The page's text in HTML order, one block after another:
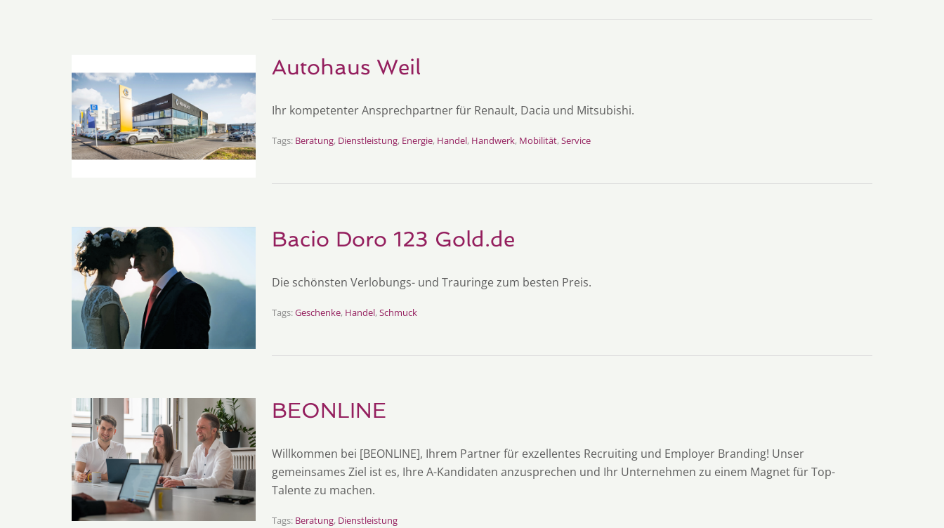
Autohaus Weil
Ihr kompetenter Ansprechpartner für Renault, Dacia und Mitsubishi.
Tags: Beratung, Dienstleistung, Energie, Handel, Handwerk, Mobilität,Service
Bacio Doro 123 Gold.de
Die schönsten Verlobungs- und Trauringe zum besten Preis.
Tags:Geschenke, Handel,Schmuck
BEONLINE
Willkommen bei [BEONLINE], Ihrem Partner für exzellentes Recruiting und Employer Branding! Unser
gemeinsames Ziel ist es, Ihre A-Kandidaten anzusprechen und Ihr Unternehmen zu einem Magnet für Top-
Talente zu machen.
Tags: Beratung, Dienstleistung